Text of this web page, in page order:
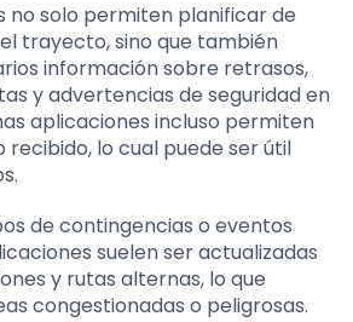
no solo permiten planificar de
trayecto, sino que también
información sobre retrasos,
y advertencias de seguridad en
aplicaciones incluso permiten
recibido, lo cual puede ser útil
de contingencias o eventos
suelen ser actualizadas
y rutas alternas, lo que
congestionadas o peligrosas.